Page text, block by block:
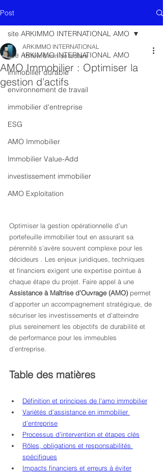
Post
site ARKIMMO INTERNATIONAL AMO
immobilier durable
environnement de travail
immobilier d'entreprise
ESG
AMO Immobilier
Immobilier Value-Add
investissement immobilier
AMO Exploitation
site ARKIMMO INTERNATIONAL AMO
AMO Immobilier : Optimiser la
gestion d’actifs
ARKIMMO INTERNATIONAL
15 févr. 6 min de lecture
Optimiser la gestion opérationnelle d’un
portefeuille immobilier tout en assurant sa
pérennité s’avère souvent complexe pour les
décideurs . Les enjeux juridiques, techniques
et financiers exigent une expertise pointue à
chaque étape du projet. Faire appel à une
Assistance à Maîtrise d’Ouvrage (AMO) permet
d’apporter un accompagnement stratégique, de
sécuriser les investissements et d’atteindre
plus sereinement les objectifs de durabilité et
de performance pour les immeubles
d’entreprise.
Table des matières
Définition et principes de l’amo immobilier
Variétés d’assistance en immobilier
d’entreprise
Processus d’intervention et étapes clés
Rôles, obligations et responsabilités
spécifiques
Impacts financiers et erreurs à éviter